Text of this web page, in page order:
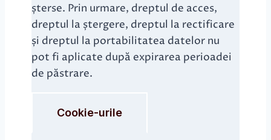
șterse. Prin urmare, dreptul de acces,
dreptul la ștergere, dreptul la rectificare
și dreptul la portabilitatea datelor nu
pot fi aplicate după expirarea perioadei
de păstrare.
Cookie-urile